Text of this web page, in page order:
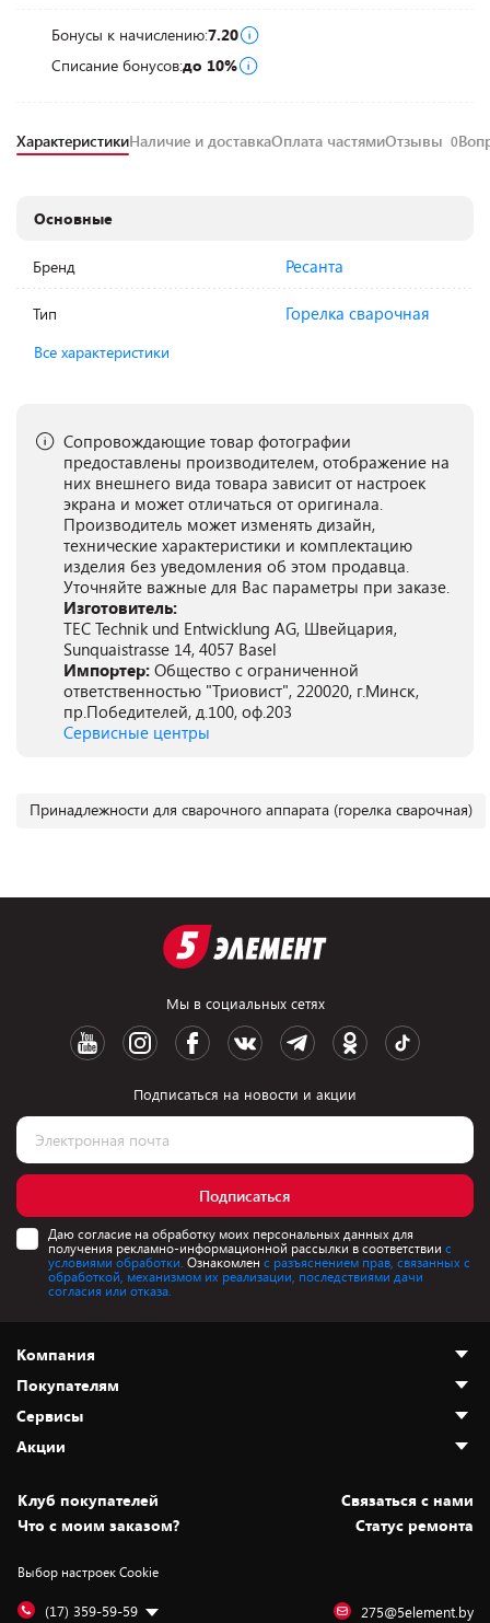
Бонусы к начислению:7.20
Списание бонусов:до 10%
ХарактеристикиНаличие и доставкаОплата частямиОтзывы 0
Основные
Бренд Ресанта
Тип Горелка сварочная
Все характеристики
Сопровождающие товар фотографии
предоставлены производителем, отображение на
них внешнего вида товара зависит от настроек
экрана и может отличаться от оригинала.
Производитель может изменять дизайн,
технические характеристики и комплектацию
изделия без уведомления об этом продавца.
Уточняйте важные для Вас параметры при заказе.
Изготовитель:
TEC Technik und Entwicklung AG, Швейцария,
Sunquaistrasse 14, 4057 Basel
Импортер: Общество с ограниченной
ответственностью "Триовист", 220020, г.Минск,
пр.Победителей, д.100, оф.203
Сервисные центры
Принадлежности для сварочного аппарата (горелка сварочная)
Мы в социальных сетях
Подписаться на новости и акции
Подписаться
Даю согласие на обработку моих персональных данных для
получения рекламно-информационной рассылки в соответствии с
условиями обработки. Ознакомлен с разъяснением прав, связанных с
обработкой, механизмом их реализации, последствиями дачи
согласия или отказа.
Компания
О нас
Адреса магазинов
Новости
Статьи и обзоры
Вакансии
Дай пять добру!
Покупателям
Как сделать заказ
Оплата и доставка
Безналичный расчёт
Обмен и возврат товара
Обработка персональных данных
Подарочные карты
Сервисы
Установка техники
Для игровых консолей
Для мобильных устройств
Для компьютеров
Акции
Скидки и промокоды
Белорусские товары
Бонусы
Оплата частями
Клуб покупателей
Cвязаться с нами
Что с моим заказом?
Статус ремонта
Выбор настроек Cookie
(17) 359-59-59 275@5element.by